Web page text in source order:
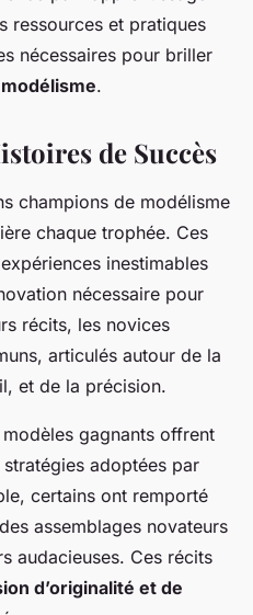
ressources et pratiques
nécessaires pour briller
.
de Succès
champions de modélisme
chaque trophée. Ces
inestimables
nécessaire pour
récits, les novices
articulés autour de la
et de la précision.
modèles gagnants offrent
adoptées par
certains ont remporté
assemblages novateurs
audacieuses. Ces récits
d’originalité et de